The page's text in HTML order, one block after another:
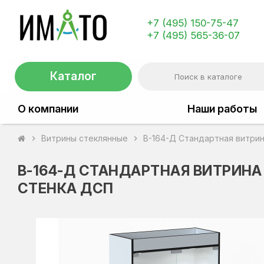
+7 (495) 150-75-47
+7 (495) 565-36-07
Каталог
О компании Наши работы
chevron_right Витрины стеклянные chevron_right В-164-Д Стандартная
В-164-Д СТАНДАРТНАЯ
СТЕНКА ДСП